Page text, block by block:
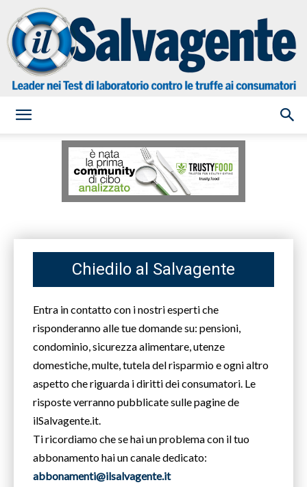
Salvagente
Chiedilo al Salvagente
Entra in contatto con i nostri esperti che
risponderanno alle tue domande su: pensioni,
condominio, sicurezza alimentare, utenze
domestiche, multe, tutela del risparmio e ogni altro
aspetto che riguarda i diritti dei consumatori. Le
risposte verranno pubblicate sulle pagine de
ilSalvagente.it.
Ti ricordiamo che se hai un problema con il tuo
abbonamento hai un canale dedicato:
abbonamenti@ilsalvagente.it